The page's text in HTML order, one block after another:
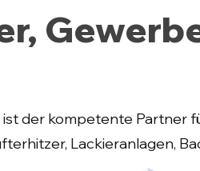
der kompetente Partner
Lackieranlagen,